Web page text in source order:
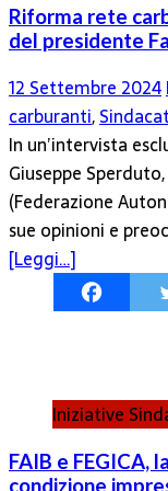
Riforma rete
del presidente
12 Settembre 2024
carburanti,
In un’intervista
Giuseppe
(Federazione
sue opinioni e
[Leggi…]
Iniziative
FAIB e FEGICA,
condizione